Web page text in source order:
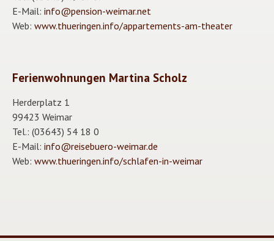
E-Mail: info@pension-weimar.net
Web: www.thueringen.info/appartements-am-theater
Ferienwohnungen Martina Scholz
Herderplatz 1
99423 Weimar
Tel.: (03643) 54 18 0
E-Mail: info@reisebuero-weimar.de
Web: www.thueringen.info/schlafen-in-weimar